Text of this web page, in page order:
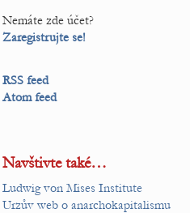
Nemáte zde účet?
Zaregistrujte se!
RSS feed
Atom feed
Navštivte také…
Ludwig von Mises Institute
Urzův web o anarchokapitalismu